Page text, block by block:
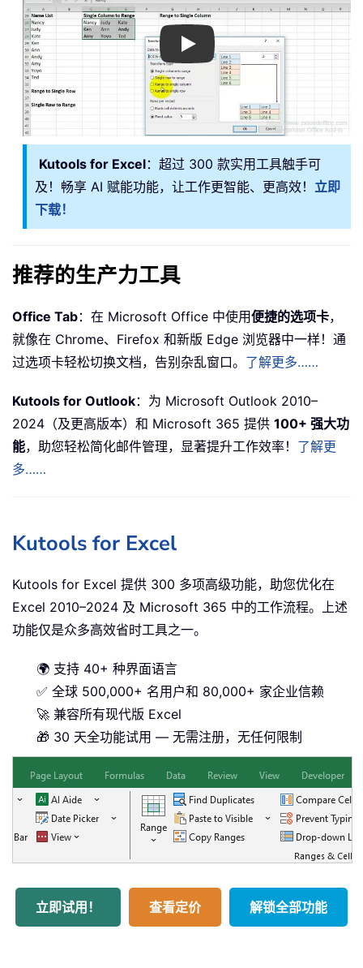
Play
Kutools for Excel：超过 300 款实用工具触手可
及！畅享 AI 赋能功能，让工作更智能、更高效！ 立即
下载！
推荐的生产力工具
Office Tab：在 Microsoft Office 中使用便捷的选项卡，
就像在 Chrome、Firefox 和新版 Edge 浏览器中一样！通
过选项卡轻松切换文档，告别杂乱窗口。 了解更多……
Kutools for Outlook：为 Microsoft Outlook 2010–
2024（及更高版本）和 Microsoft 365 提供 100+ 强大功
能，助您轻松简化邮件管理，显著提升工作效率！ 了解更
多……
Kutools for Excel
Kutools for Excel 提供 300 多项高级功能，助您优化在
Excel 2010–2024 及 Microsoft 365 中的工作流程。上述
功能仅是众多高效省时工具之一。
🌍 支持 40+ 种界面语言
✅ 全球 500,000+ 名用户和 80,000+ 家企业信赖
🚀 兼容所有现代版 Excel
🎁 30 天全功能试用 — 无需注册，无任何限制
立即试用！ 查看定价 解锁全部功能